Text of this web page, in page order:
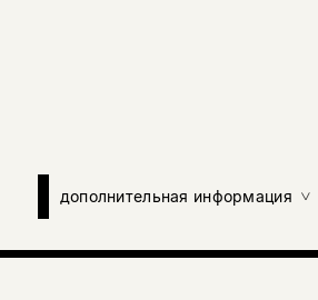
дополнительная информация